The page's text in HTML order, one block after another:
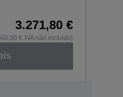
3.271,80 €
€ IVA não incluído)